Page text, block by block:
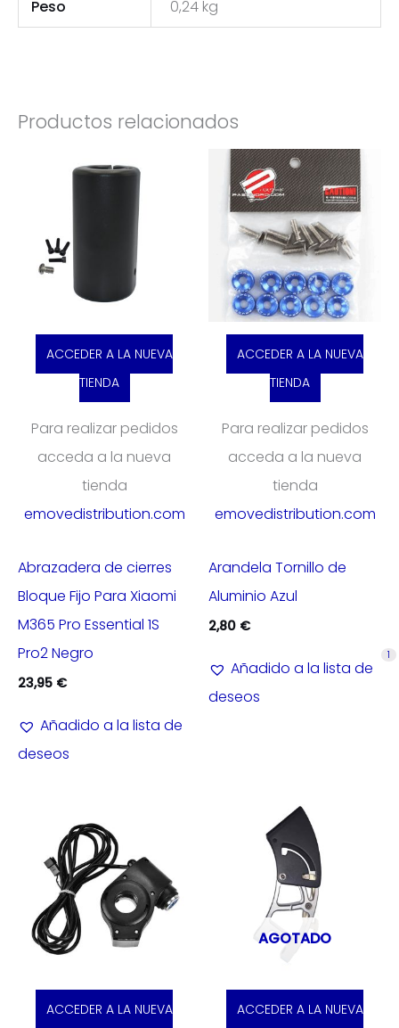
Peso 0,24 kg
Productos relacionados
ACCEDER A LA NUEVA
TIENDA
Para realizar pedidos
acceda a la nueva
tienda
emovedistribution.com
Abrazadera de cierres
Bloque Fijo Para Xiaomi
M365 Pro Essential 1S
Pro2 Negro
23,95 €
Añadido a la lista de
deseos
ACCEDER A LA NUEVA
TIENDA
Para realizar pedidos
acceda a la nueva
tienda
emovedistribution.com
Arandela Tornillo de
Aluminio Azul
2,80 €
Añadido a la lista de
deseos
1
ACCEDER A LA NUEVA
AGOTADO
ACCEDER A LA NUEVA